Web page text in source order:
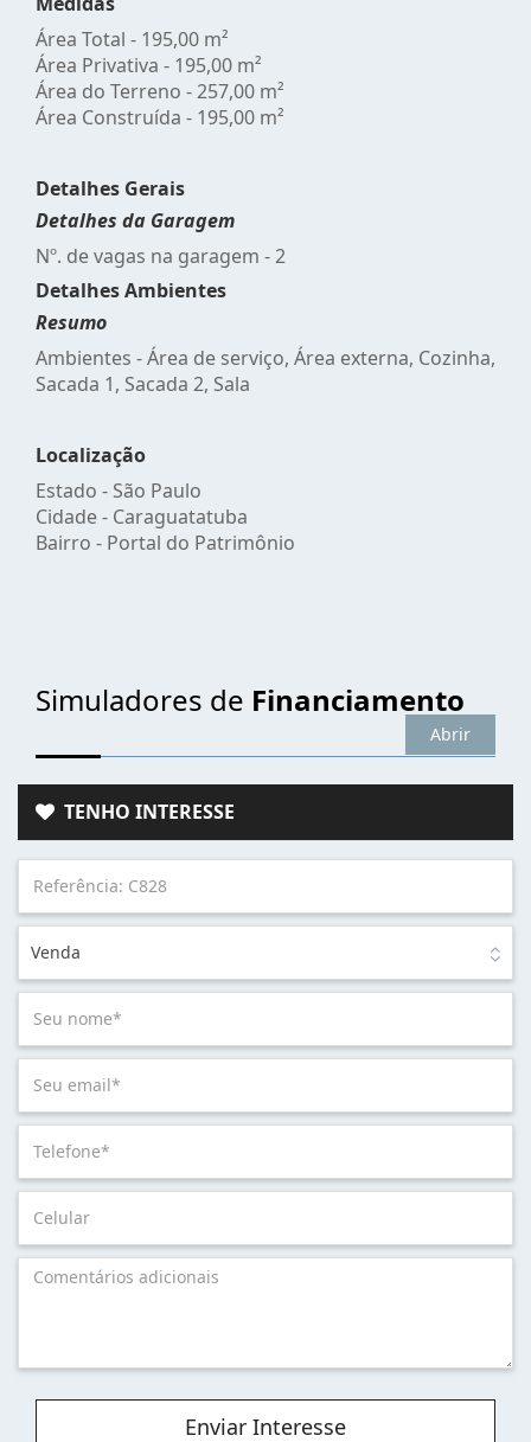
Área Total - 195,00 m²
Área Privativa - 195,00 m²
Área do Terreno - 257,00 m²
Área Construída - 195,00 m²
Detalhes Gerais
Detalhes da Garagem
Nº. de vagas na garagem - 2
Detalhes Ambientes
Resumo
Ambientes - Área de serviço, Área externa, Cozinha,
Sacada 1, Sacada 2, Sala
Localização
Estado - São Paulo
Cidade - Caraguatatuba
Bairro - Portal do Patrimônio
Simuladores de Financiamento
Abrir
TENHO INTERESSE
Venda
Enviar Interesse